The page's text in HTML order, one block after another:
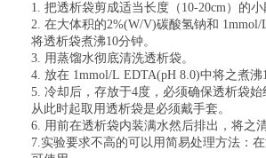
1. 把透析袋剪成适当长度（ 10-20cm）的小
2. 在大体积的2%(W/V)碳酸氢钠和 1mmol/
将透析袋煮沸10分钟。
3. 用蒸馏水彻底清洗透析袋。
4. 放在 1mmol/L EDTA(pH 8.0)中将之煮沸
5. 冷却后，存放于4度，必须确保透析袋始
从此时起取用透析袋是必须戴手套。
6. 用前在透析袋内装满水然后排出，将之
7.实验要求不高的可以用简易处理方法：